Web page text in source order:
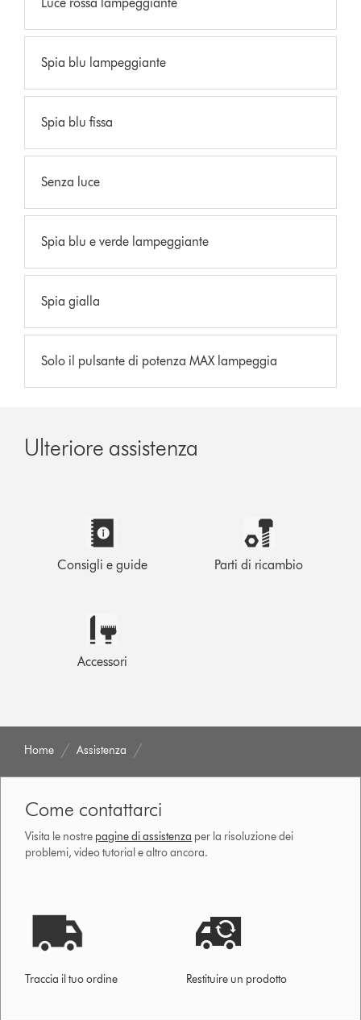
Luce rossa lampeggiante
Spia blu lampeggiante
Spia blu fissa
Senza luce
Spia blu e verde lampeggiante
Spia gialla
Solo il pulsante di potenza MAX lampeggia
Ulteriore assistenza
Consigli e guide Parti di ricambio
Accessori
Home Assistenza
Come contattarci
Visita le nostre pagine di assistenza per la risoluzione dei
problemi, video tutorial e altro ancora.
Traccia il tuo ordine Restituire un prodotto